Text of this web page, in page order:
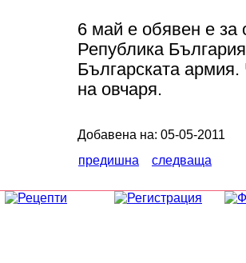
6 май е обявен е за
Република
Българската армия.
на овчаря.
Добавена на: 05-05-2011
предишна
следваща